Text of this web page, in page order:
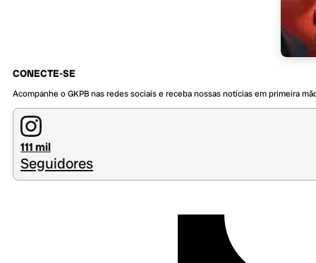
CONECTE-SE
Acompanhe o GKPB nas redes sociais e receba nossas notícias em primeira
111 mil
Seguidores